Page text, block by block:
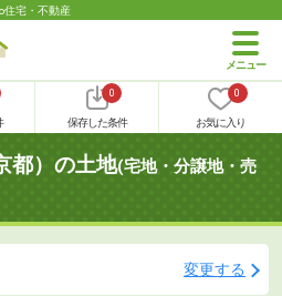
住宅・不動産
0
保存した条件
0
お気に入り
都）の土地(宅地・分譲地・売
変更する